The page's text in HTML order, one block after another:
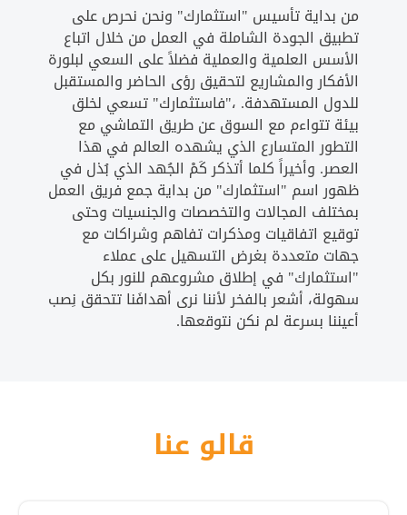
من بداية تأسيس "استثمارك" ونحن نحرص على
تطبيق الجودة الشاملة في العمل من خلال اتباع
الأسس العلمية والعملية فضلاً على السعي لبلورة
الأفكار والمشاريع لتحقيق رؤى الحاضر والمستقبل
للدول المستهدفة. ،"فاستثمارك" تسعي لخلق
بيئة تتواءم مع السوق عن طريق التماشي مع
التطور المتسارع الذي يشهده العالم في هذا
العصر. وأخيراً كلما أتذكر كَمْ الجُهد الذي بُذل في
ظهور اسم "استثمارك" من بداية جمع فريق العمل
بمختلف المجالات والتخصصات والجنسيات وحتى
توقيع اتفاقيات ومذكرات تفاهم وشراكات مع
جهات متعددة بغرض التسهيل على عملاء
"استثمارك" في إطلاق مشروعهم للنور بكل
سهولة، أشعر بالفخر لأننا نرى أهدافَنا تتحقق نِصب
أعيننا بسرعة لم نكن نتوقعها.
قالو عنا